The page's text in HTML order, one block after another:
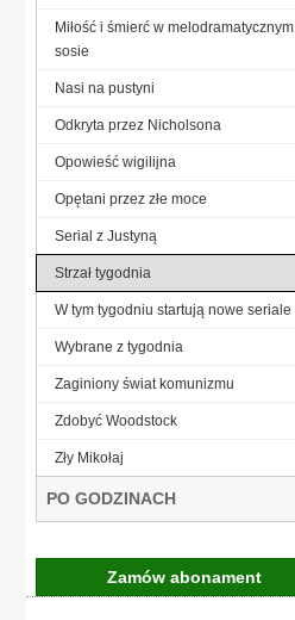
Miłość i śmierć w melodramatycznym
sosie
Nasi na pustyni
Odkryta przez Nicholsona
Opowieść wigilijna
Opętani przez złe moce
Serial z Justyną
Strzał tygodnia
W tym tygodniu startują nowe seriale
Wybrane z tygodnia
Zaginiony świat komunizmu
Zdobyć Woodstock
Zły Mikołaj
PO GODZINACH
Zamów abonament